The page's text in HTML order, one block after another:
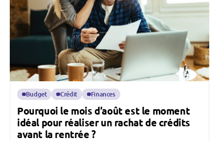
Budget Crédit Finances
Pourquoi le mois d’août est le moment
idéal pour réaliser un rachat de crédits
avant la rentrée ?